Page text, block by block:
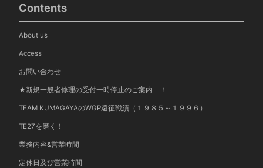
Contents
About us
Access
お問い合わせ
★新規一般者修理の受付一時停止のご案内 ！
TEAM KUMAGAYAのWGP遠征戦績（１９８５～１９９６）
TE27を磨く！
業務内容&営業時間
定休日及び営業時間